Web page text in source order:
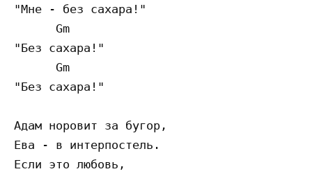
"Мне - без сахара!"
      Gm
"Без сахара!"
      Gm
"Без сахара!"
Адам норовит за бугор,
Ева - в интерпостель.
Если это любовь,